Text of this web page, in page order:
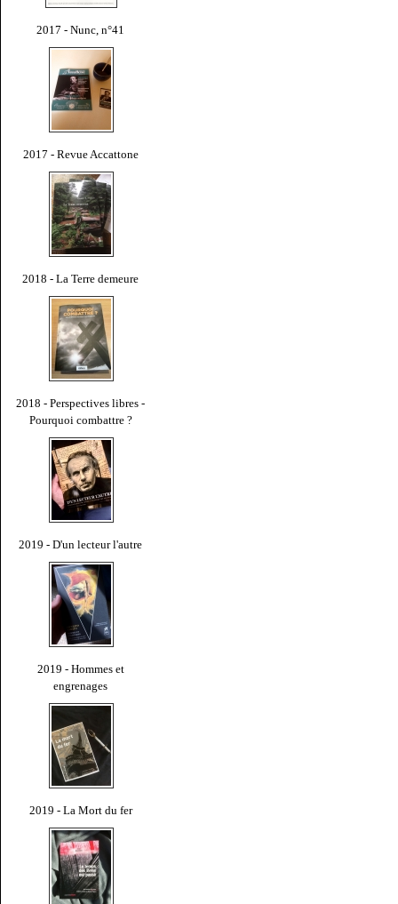
2017 - Nunc, n°41
2017 - Revue Accattone
2018 - La Terre demeure
2018 - Perspectives libres -
Pourquoi combattre ?
2019 - D'un lecteur l'autre
2019 - Hommes et
engrenages
2019 - La Mort du fer